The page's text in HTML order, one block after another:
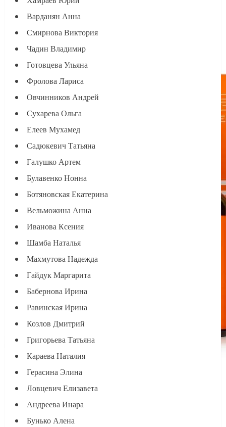
Варданян Анна
Смирнова Виктория
Чадин Владимир
Готовцева Ульяна
Фролова Лариса
Овчинников Андрей
Сухарева Ольга
Елеев Мухамед
Садюкевич Татьяна
Галушко Артем
Булавенко Нонна
Ботяновская Екатерина
Вельможина Анна
Иванова Ксения
Шамба Наталья
Махмутова Надежда
Гайдук Маргарита
Бабернова Ирина
Равинская Ирина
Козлов Дмитрий
Григорьева Татьяна
Караева Наталия
Герасина Элина
Ловцевич Елизавета
Андреева Инара
Бунько Алена